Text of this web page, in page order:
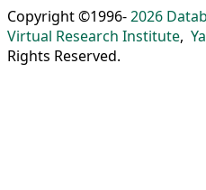
Copyright ©1996-2026
Virtual Research Institute,
Rights Reserved.